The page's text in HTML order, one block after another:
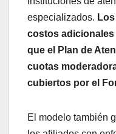
especializados.
costos
que el Plan de
cuotas
cubiertos por el
El modelo también